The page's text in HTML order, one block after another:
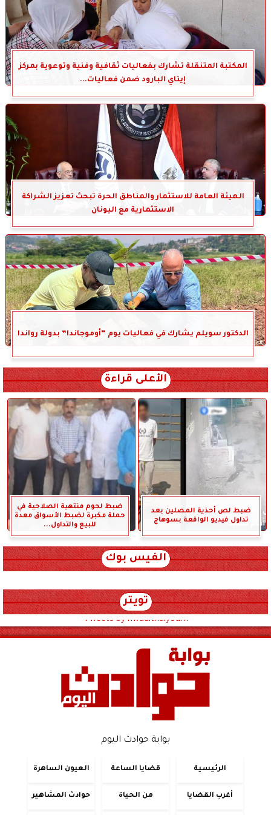
المكتبة المتنقلة تشارك بفعاليات ثقافية وفنية وتوعوية بمركز
إيتاي البارود ضمن فعاليات...
الهيئة العامة للاستثمار والمناطق الحرة تبحث تعزيز الشراكة
الاستثمارية مع اليونان
الدكتور سويلم يشارك في فعاليات يوم “أوموجاندا” بدولة رواندا
الأعلى قراءة
ضبط لص أحذية المصلين بعد
تداول فيديو الواقعة بسوهاج
ضبط لحوم منتهية الصلاحية في
حملة مكبرة لضبط الأسواق معدة
للبيع والتداول...
الفيس بوك
تويتر
Tweets by hwadithalyoum
بوابة حوادث اليوم
الرئيسية قضايا الساعة العيون الساهرة
أغرب القضايا من الحياة حوادث المشاهير